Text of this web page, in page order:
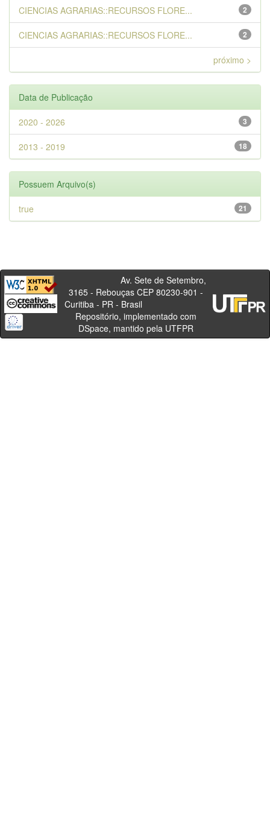
2
CIENCIAS AGRARIAS::RECURSOS FLORE...
2
CIENCIAS AGRARIAS::RECURSOS FLORE...
próximo >
Data de Publicação
3
2020 - 2026
18
2013 - 2019
Possuem Arquivo(s)
21
true
Av. Sete de Setembro,
3165 - Rebouças CEP 80230-901 -
Curitiba - PR - Brasil
Repositório, implementado com
DSpace, mantido pela UTFPR